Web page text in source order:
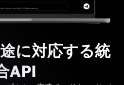
に対応する統
API